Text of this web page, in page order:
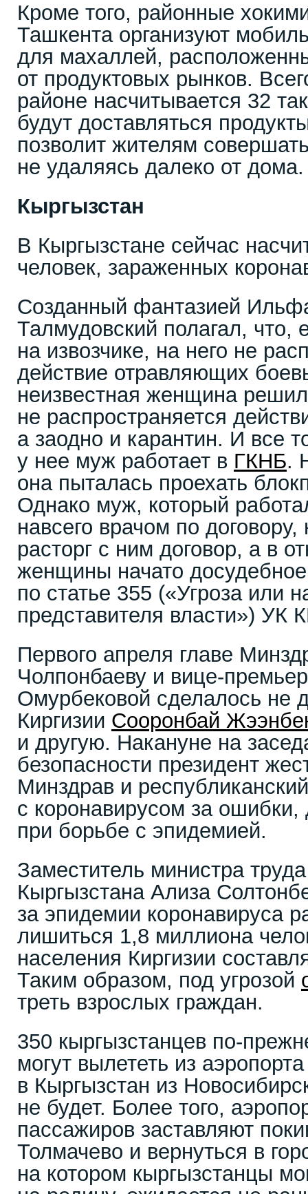
Кроме того, районные
Ташкента организуют
для махаллей,
от продуктовых рынков.
районе насчитывается 32
будут доставляться
позволит жителям
не удаляясь далеко от дома.
Кыргызстан
В Кыргызстане сейчас
человек, зараженных
Созданный фантазией
Талмудовский полагал, что,
на извозчике, на него не
действие отравляющих
неизвестная женщина
не распространяется
а заодно и карантин. И все
у нее муж работает в ГКНБ.
она пыталась проехать
Однако муж, который
навсего врачом по
расторг с ним договор, а в
женщины начато досудебное
по статье 355 («Угроза или
представителя власти») УК
Первого апреля главе
Чолпонбаеву и вице-
Омурбековой сделалось не
Киргизии Сооронбай
и другую. Накануне на
безопасности президент
Минздрав и
с коронавирусом за
при борьбе с эпидемией.
Заместитель министра
Кыргызстана Ализа
за эпидемии коронавируса
лишиться 1,8 миллиона
населения Киргизии
Таким образом, под угрозой
треть взрослых граждан.
350 кыргызстанцев по-
могут вылететь из
в Кыргызстан из
не будет. Более того,
пассажиров заставляют
Толмачево и вернуться в
на котором кыргызстанцы